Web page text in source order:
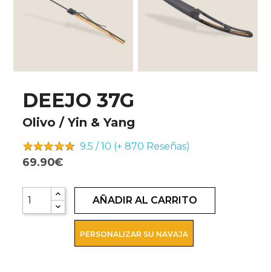
DEEJO 37G
Olivo / Yin & Yang
9.5 / 10 (+ 870 Reseñas)
69.90€
AÑADIR AL CARRITO
PERSONALIZAR SU NAVAJA